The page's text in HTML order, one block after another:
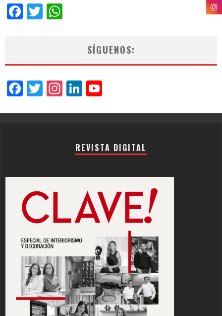
Facebook
Twitter
SÍGUENOS:
Facebook
Twitter
Instagram
LinkedIn
REVISTA DIGITAL